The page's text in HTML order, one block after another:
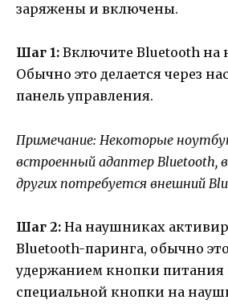
заряжены и включены.
Шаг 1: Включите Bluetooth на
Обычно это делается через
панель управления.
Примечание: Некоторые
встроенный адаптер Bluetooth,
других потребуется внешний
Шаг 2: На наушниках
Bluetooth-паринга, обычно
удержанием кнопки питания
специальной кнопки на